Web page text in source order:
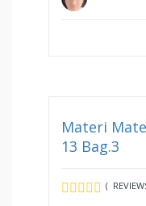
Materi
13 Bag.3
(